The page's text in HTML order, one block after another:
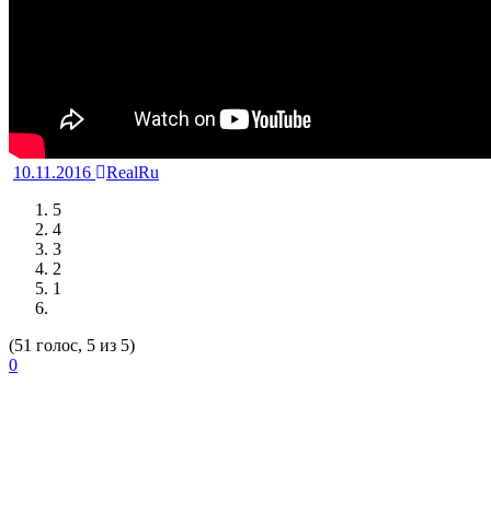
10.11.2016
RealRu
5
4
3
2
1
(51 голос, 5 из 5)
0